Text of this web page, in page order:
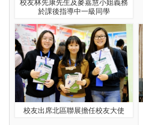
於課後指導中一級同學
校友出席北區聯展擔任校友大使